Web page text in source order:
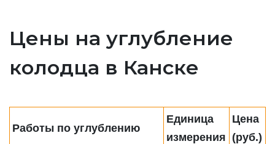
Цены на углубление
колодца в Канске
Работы по углублению
Единица
измерения
Цена
(руб.)